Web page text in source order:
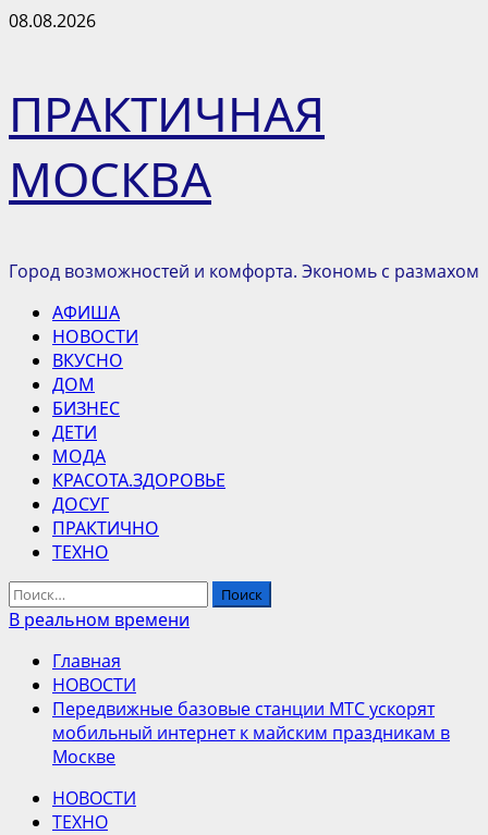
Перейти
08.08.2026
ПРАКТИЧНАЯ
МОСКВА
Город возможностей и комфорта. Экономь с размахом
Основное
меню
АФИША
НОВОСТИ
ВКУСНО
ДОМ
БИЗНЕС
ДЕТИ
МОДА
КРАСОТА.ЗДОРОВЬЕ
ДОСУГ
ПРАКТИЧНО
ТЕХНО
Найти:
В реальном времени
Главная
НОВОСТИ
Передвижные базовые станции МТС ускорят
мобильный интернет к майским праздникам в
Москве
НОВОСТИ
ТЕХНО